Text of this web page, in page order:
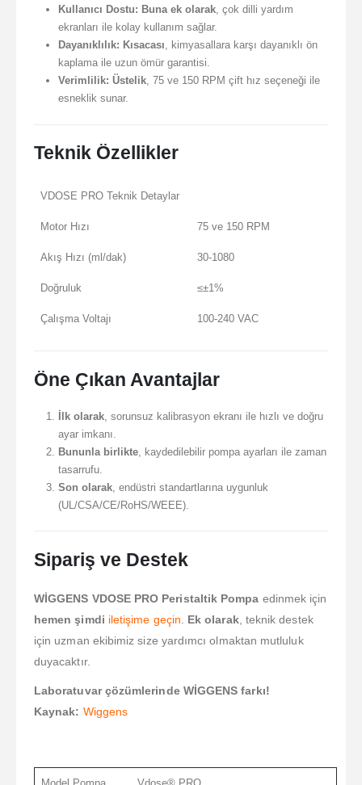
Kullanıcı Dostu: Buna ek olarak, çok dilli yardım
ekranları ile kolay kullanım sağlar.
Dayanıklılık: Kısacası, kimyasallara karşı dayanıklı ön
kaplama ile uzun ömür garantisi.
Verimlilik: Üstelik, 75 ve 150 RPM çift hız seçeneği ile
esneklik sunar.
Teknik Özellikler
VDOSE PRO Teknik Detaylar
Motor Hızı 75 ve 150 RPM
Akış Hızı (ml/dak) 30-1080
Doğruluk ≤±1%
Çalışma Voltajı 100-240 VAC
Öne Çıkan Avantajlar
İlk olarak, sorunsuz kalibrasyon ekranı ile hızlı ve doğru
ayar imkanı.
Bununla birlikte, kaydedilebilir pompa ayarları ile zaman
tasarrufu.
Son olarak, endüstri standartlarına uygunluk
(UL/CSA/CE/RoHS/WEEE).
Sipariş ve Destek
WİGGENS VDOSE PRO Peristaltik Pompa edinmek için
hemen şimdi iletişime geçin Ek olarak, teknik destek
için uzman ekibimiz size yardımcı olmaktan mutluluk
duyacaktır.
Laboratuvar çözümlerinde WİGGENS farkı!
Kaynak: Wiggens